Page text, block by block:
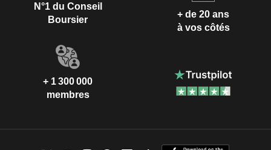
N°1 du Conseil
Boursier
+ de 20 ans
à vos côtés
+ 1 300 000
membres